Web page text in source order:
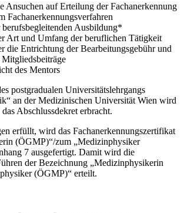
Ansuchen auf Erteilung der Fachanerkennung
Fachanerkennungsverfahren
Ausbildung*
Art und Umfang der beruflichen Tätigkeit
die Entrichtung der Bearbeitungsgebühr und
des Mentors
postgradualen Universitätslehrgangs
an der Medizinischen Universität Wien wird
Abschlussdekret erbracht.
erfüllt, wird das Fachanerkennungszertifikat
(ÖGMP)“/zum „Medizinphysiker
7 ausgefertigt. Damit wird die
der Bezeichnung „Medizinphysikerin
(ÖGMP)“ erteilt.